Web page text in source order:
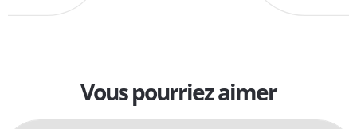
Vous pourriez aimer